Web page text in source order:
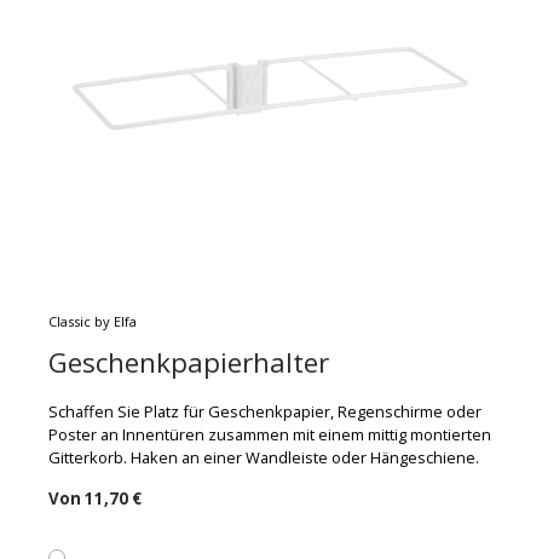
Classic by Elfa
Geschenkpapierhalter
Schaffen Sie Platz für Geschenkpapier, Regenschirme oder
Poster an Innentüren zusammen mit einem mittig montierten
Gitterkorb. Haken an einer Wandleiste oder Hängeschiene.
Von 11,70 €